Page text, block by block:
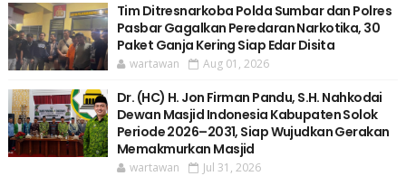
Tim Ditresnarkoba Polda Sumbar dan Polres
Pasbar Gagalkan Peredaran Narkotika, 30
Paket Ganja Kering Siap Edar Disita
wartawan Aug 01, 2026
Dr. (HC) H. Jon Firman Pandu, S.H. Nahkodai
Dewan Masjid Indonesia Kabupaten Solok
Periode 2026–2031, Siap Wujudkan Gerakan
Memakmurkan Masjid
wartawan Jul 31, 2026